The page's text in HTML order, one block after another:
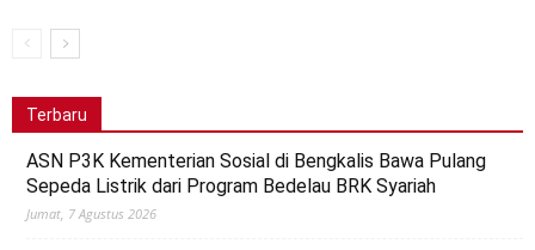
Terbaru
ASN P3K Kementerian Sosial di Bengkalis Bawa Pulang
Sepeda Listrik dari Program Bedelau BRK Syariah
Jumat, 7 Agustus 2026